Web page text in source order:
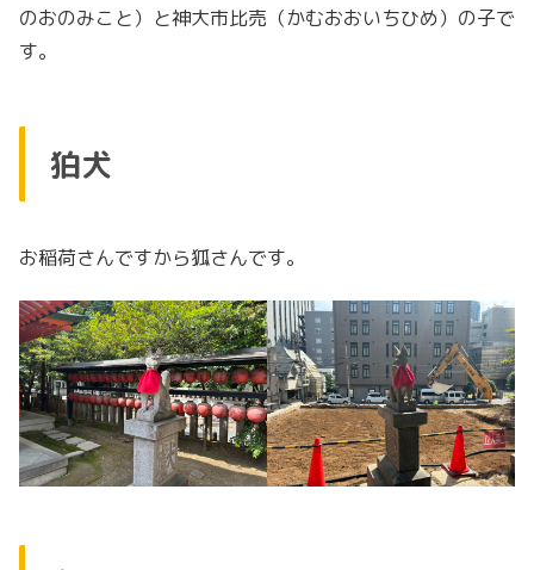
のおのみこと）と神大市比売（かむおおいちひめ）の子で
す。
狛犬
お稲荷さんですから狐さんです。